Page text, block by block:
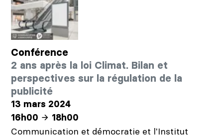
Conférence
2 ans après la loi Climat. Bilan et
perspectives sur la régulation de la
publicité
13 mars 2024
16h00
18h00
Communication et démocratie et l'Institut